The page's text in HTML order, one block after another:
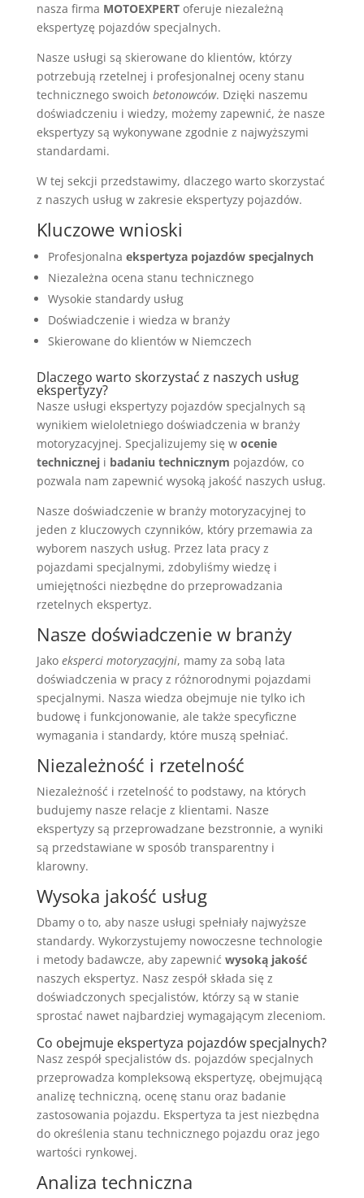
nasza firma MOTOEXPERToferuje niezależną
ekspertyzę pojazdów specjalnych.
Nasze usługi są skierowane do klientów, którzy
potrzebują rzetelnej i profesjonalnej oceny stanu
technicznego swoich betonowców. Dzięki naszemu
doświadczeniu i wiedzy, możemy zapewnić, że nasze
ekspertyzy są wykonywane zgodnie z najwyższymi
standardami.
W tej sekcji przedstawimy, dlaczego warto skorzystać
z naszych usług w zakresie ekspertyzy pojazdów.
Kluczowe wnioski
Profesjonalna ekspertyza pojazdów specjalnych
Niezależna ocena stanu technicznego
Wysokie standardy usług
Doświadczenie i wiedza w branży
Skierowane do klientów w Niemczech
Dlaczego warto skorzystać z naszych usług
ekspertyzy?
Nasze usługi ekspertyzy pojazdów specjalnych są
wynikiem wieloletniego doświadczenia w branży
motoryzacyjnej. Specjalizujemy się w ocenie
techniczneji badaniu technicznym pojazdów, co
pozwala nam zapewnić wysoką jakość naszych usług.
Nasze doświadczenie w branży motoryzacyjnej to
jeden z kluczowych czynników, który przemawia za
wyborem naszych usług. Przez lata pracy z
pojazdami specjalnymi, zdobyliśmy wiedzę i
umiejętności niezbędne do przeprowadzania
rzetelnych ekspertyz.
Nasze doświadczenie w branży
Jako eksperci motoryzacyjni, mamy za sobą lata
doświadczenia w pracy z różnorodnymi pojazdami
specjalnymi. Nasza wiedza obejmuje nie tylko ich
budowę i funkcjonowanie, ale także specyficzne
wymagania i standardy, które muszą spełniać.
Niezależność i rzetelność
Niezależność i rzetelność to podstawy, na których
budujemy nasze relacje z klientami. Nasze
ekspertyzy są przeprowadzane bezstronnie, a wyniki
są przedstawiane w sposób transparentny i
klarowny.
Wysoka jakość usług
Dbamy o to, aby nasze usługi spełniały najwyższe
standardy. Wykorzystujemy nowoczesne technologie
i metody badawcze, aby zapewnić wysoką jakość
naszych ekspertyz. Nasz zespół składa się z
doświadczonych specjalistów, którzy są w stanie
sprostać nawet najbardziej wymagającym zleceniom.
Co obejmuje ekspertyza pojazdów specjalnych?
Nasz zespół specjalistów ds. pojazdów specjalnych
przeprowadza kompleksową ekspertyzę, obejmującą
analizę techniczną, ocenę stanu oraz badanie
zastosowania pojazdu. Ekspertyza ta jest niezbędna
do określenia stanu technicznego pojazdu oraz jego
wartości rynkowej.
Analiza techniczna